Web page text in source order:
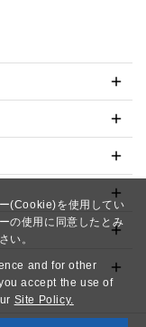
(Cookie)を使用してい
の使用に同意したとみ
い。
and for other
accept the use of
Site Policy.